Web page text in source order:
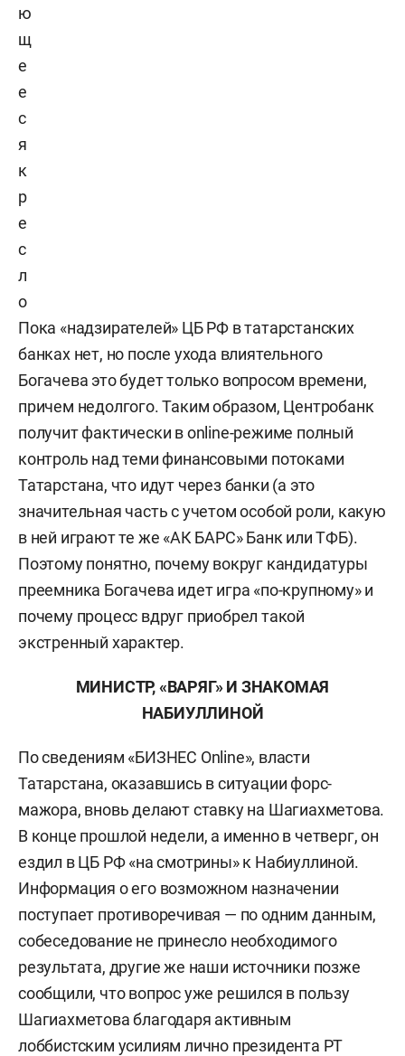
ю
щ
е
е
с
я
к
р
е
с
л
о
Пока «надзирателей» ЦБ РФ в татарстанских
банках нет, но после ухода влиятельного
Богачева это будет только вопросом времени,
причем недолгого. Таким образом, Центробанк
получит фактически в оnline-режиме полный
контроль над теми финансовыми потоками
Татарстана, что идут через банки (а это
значительная часть с учетом особой роли, какую
в ней играют те же «АК БАРС» Банк или ТФБ).
Поэтому понятно, почему вокруг кандидатуры
преемника Богачева идет игра «по-крупному» и
почему процесс вдруг приобрел такой
экстренный характер.
МИНИСТР, «ВАРЯГ» И ЗНАКОМАЯ
НАБИУЛЛИНОЙ
По сведениям «БИЗНЕС Online», власти
Татарстана, оказавшись в ситуации форс-
мажора, вновь делают ставку на Шагиахметова.
В конце прошлой недели, а именно в четверг, он
ездил в ЦБ РФ «на смотрины» к Набиуллиной.
Информация о его возможном назначении
поступает противоречивая — по одним данным,
собеседование не принесло необходимого
результата, другие же наши источники позже
сообщили, что вопрос уже решился в пользу
Шагиахметова благодаря активным
лоббистским усилиям лично президента РТ